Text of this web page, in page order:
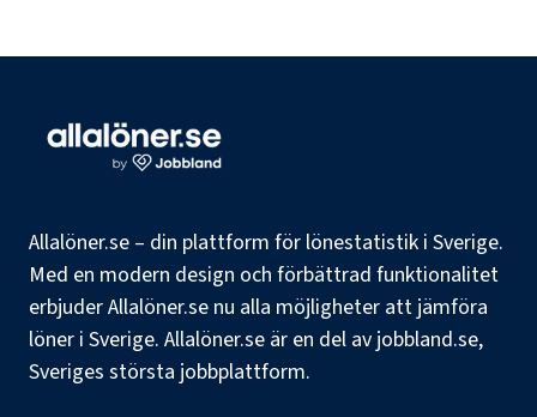
Allalöner.se – din plattform för lönestatistik i Sverige.
Med en modern design och förbättrad funktionalitet
erbjuder Allalöner.se nu alla möjligheter att jämföra
löner i Sverige. Allalöner.se är en del av jobbland.se,
Sveriges största jobbplattform.